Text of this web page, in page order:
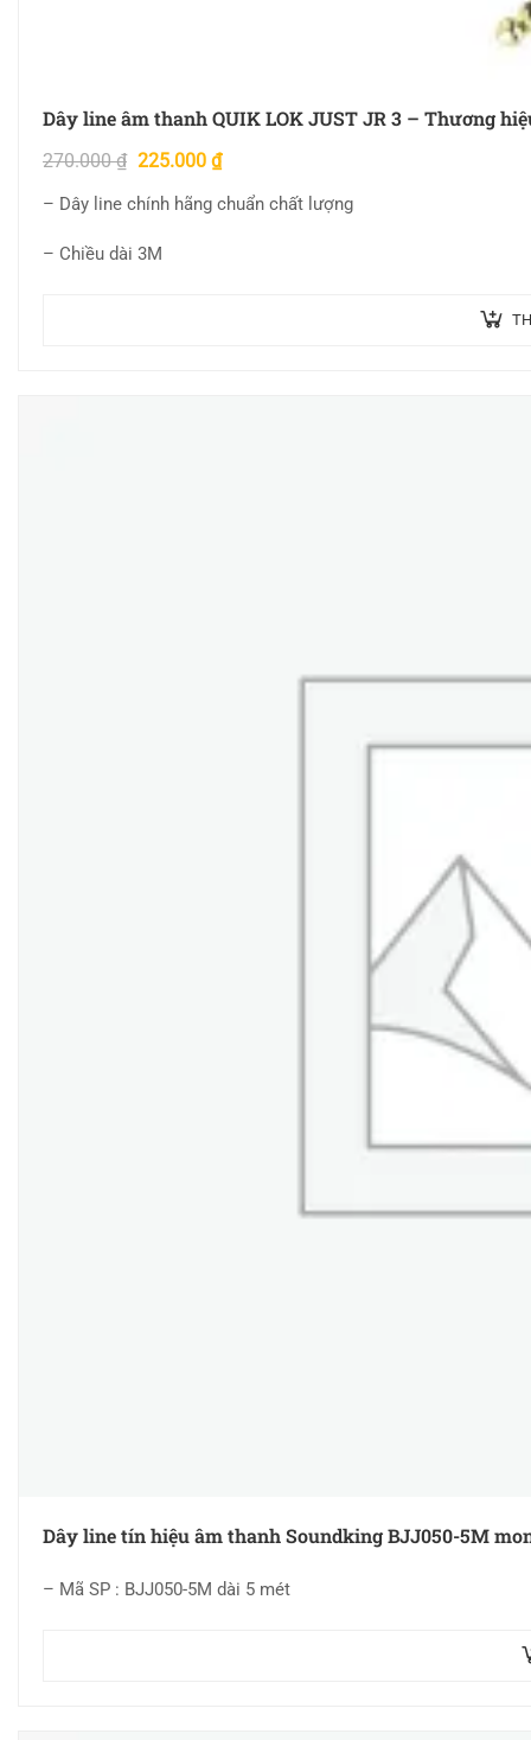
Dây line âm thanh QUIK LOK JUST JR 3 – Thương
270.000₫ 225.000 ₫
– Dây line chính hãng chuẩn chất lượng
– Chiều dài 3M
Dây line tín hiệu âm thanh Soundking BJJ050-5M
– Mã SP : BJJ050-5M dài 5 mét